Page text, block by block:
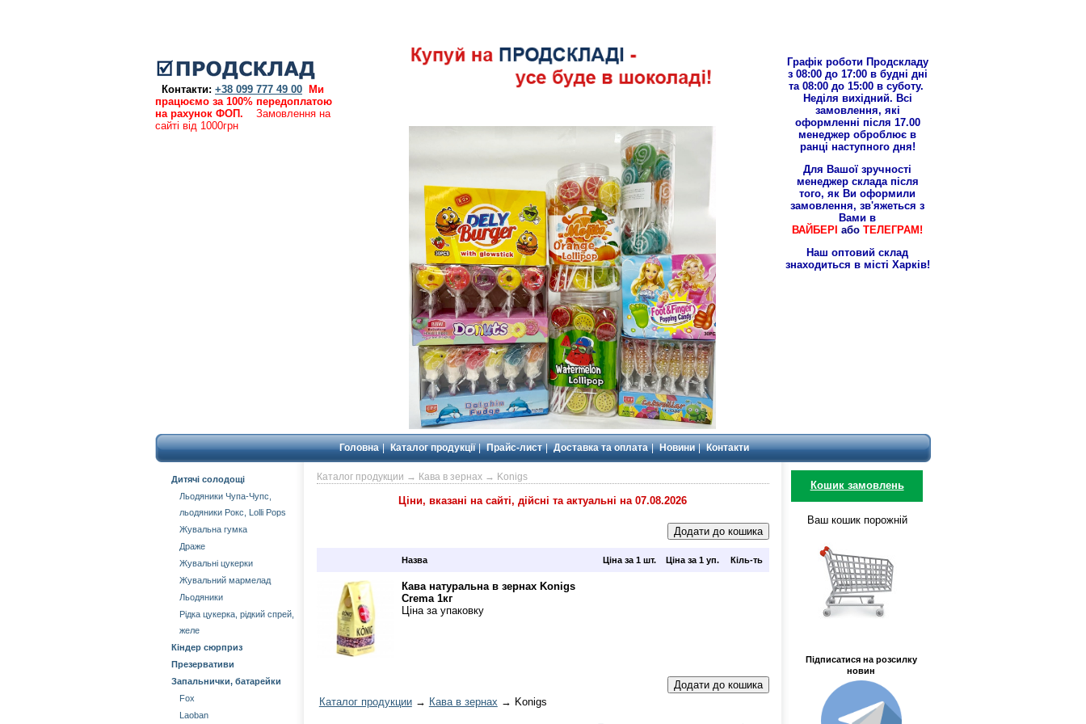
Контакти: +38 099 777 49 00
Ми
працюємо за 100% передоплатою
на рахунок ФОП. Замовлення на
сайті від 1000грн
Графік роботи Продскладу
з 08:00 до 17:00 в будні дні
та 08:00 до 15:00 в суботу.
Неділя вихідний. Всі
замовлення, які
оформленні після 17.00
менеджер оброблює в
ранці наступного дня!
Для Вашої зручності
менеджер склада після
того, як Ви оформили
замовлення, зв'яжеться з
Вами в
ВАЙБЕРІ або ТЕЛЕГРАМ!
Наш оптовий склад
знаходиться в місті Харків!
Головна Каталог продукції Прайс-лист Доставка та оплата Новини Контакти
Дитячі солодощі
Льодяники Чупа-Чупс,
льодяники Рокс, Lolli Pops
Жувальна гумка
Драже
Жувальні цукерки
Жувальний мармелад
Льодяники
Рідка цукерка, рідкий спрей,
желе
Кіндер сюрприз
Презервативи
Запальнички, батарейки
Fox
Laoban
Каталог продукции → Кава в зернах→ Konigs
Ціни, вказані на сайті, дійсні та актуальні на 07.08.2026
Назва Ціна за 1 шт. Ціна за 1 уп. Кіль-ть
Кава натуральна в зернах Konigs
Crema 1кг
Ціна за упаковку
Каталог продукции→ Кава в зернах → Konigs
Кошик замовлень
Ваш кошик порожній
Підписатися на розсилку
новин